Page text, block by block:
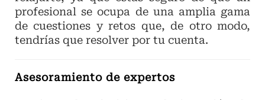
profesional se ocupa de una amplia gama
de cuestiones y retos que, de otro modo,
tendrías que resolver por tu cuenta.
Asesoramiento de expertos